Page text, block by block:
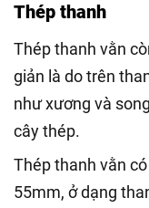
Thép thanh
Thép thanh vằn
giản là do trên
như xương và
cây thép.
Thép thanh vằn
55mm, ở dạng